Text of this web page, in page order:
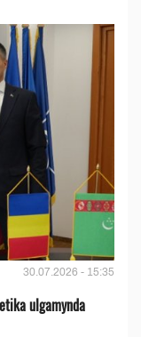
30.07.2026 - 15:35
ulgamynda